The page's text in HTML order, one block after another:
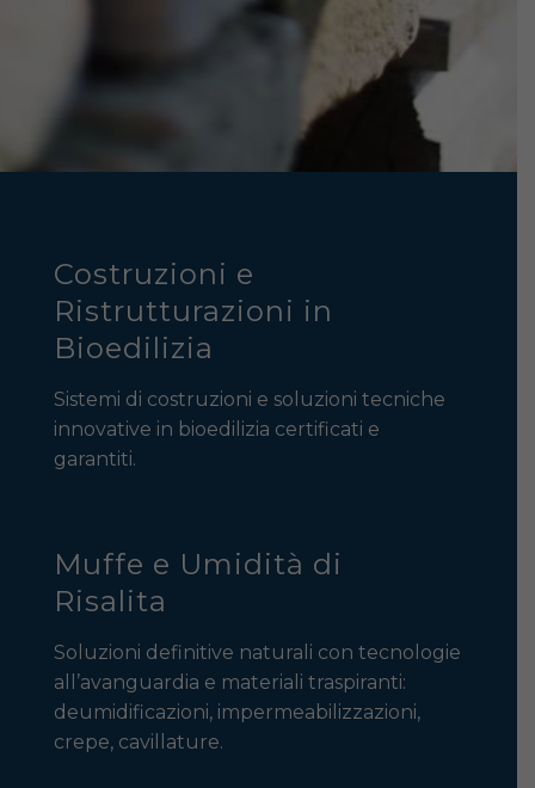
Costruzioni e
Ristrutturazioni in
Bioedilizia
Sistemi di costruzioni e soluzioni tecniche
innovative in bioedilizia certificati e
garantiti.
Muffe e Umidità di
Risalita
Soluzioni definitive naturali con tecnologie
all’avanguardia e materiali traspiranti:
deumidificazioni, impermeabilizzazioni,
crepe, cavillature.